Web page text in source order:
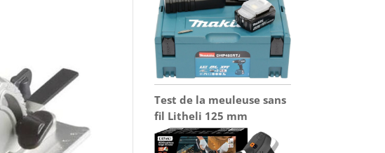
Test de la meuleuse sans
fil Litheli 125 mm